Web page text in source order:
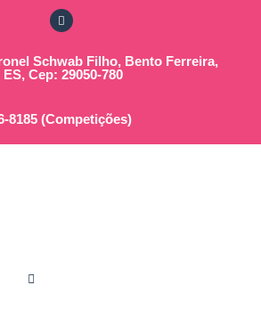
Schwab Filho, Bento Ferreira,
Cep: 29050-780
8185 (Competições)